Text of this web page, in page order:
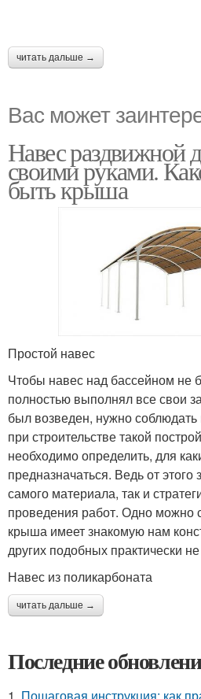
читать дальше →
Вас может
Навес раздвижной
своими руками.
быть крыша
Простой навес
Чтобы навес над бассейном не
полностью выполнял все свои
был возведен, нужно
при строительстве такой
необходимо определить, для
предназначаться. Ведь от этого
самого материала, так и
проведения работ. Одно можно
крыша имеет знакомую нам
других подобных практически не
Навес из поликарбоната
читать дальше →
Последние
1. Пошаговая инструкция: как